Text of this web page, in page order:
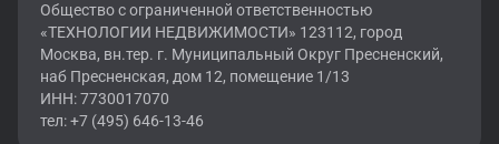
Общество с ограниченной ответственностью
«ТЕХНОЛОГИИ НЕДВИЖИМОСТИ» 123112, город
Москва, вн.тер. г. Муниципальный Округ Пресненский,
наб Пресненская, дом 12, помещение 1/13
ИНН: 7730017070
тел: +7 (495) 646-13-46